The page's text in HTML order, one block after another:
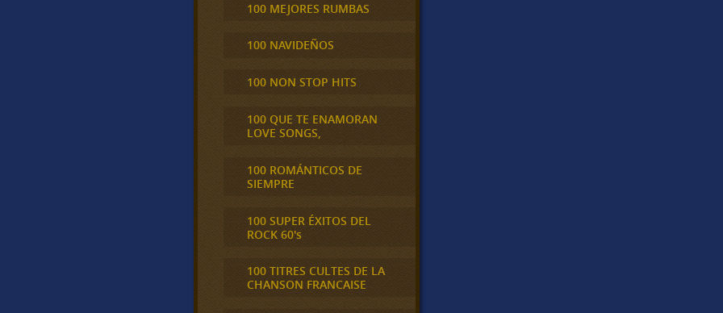
100 MEJORES RUMBAS
100 NAVIDEÑOS
100 NON STOP HITS
100 QUE TE ENAMORAN
LOVE SONGS,
100 ROMÁNTICOS DE
SIEMPRE
100 SUPER ÉXITOS DEL
ROCK 60's
100 TITRES CULTES DE LA
CHANSON FRANCAISE